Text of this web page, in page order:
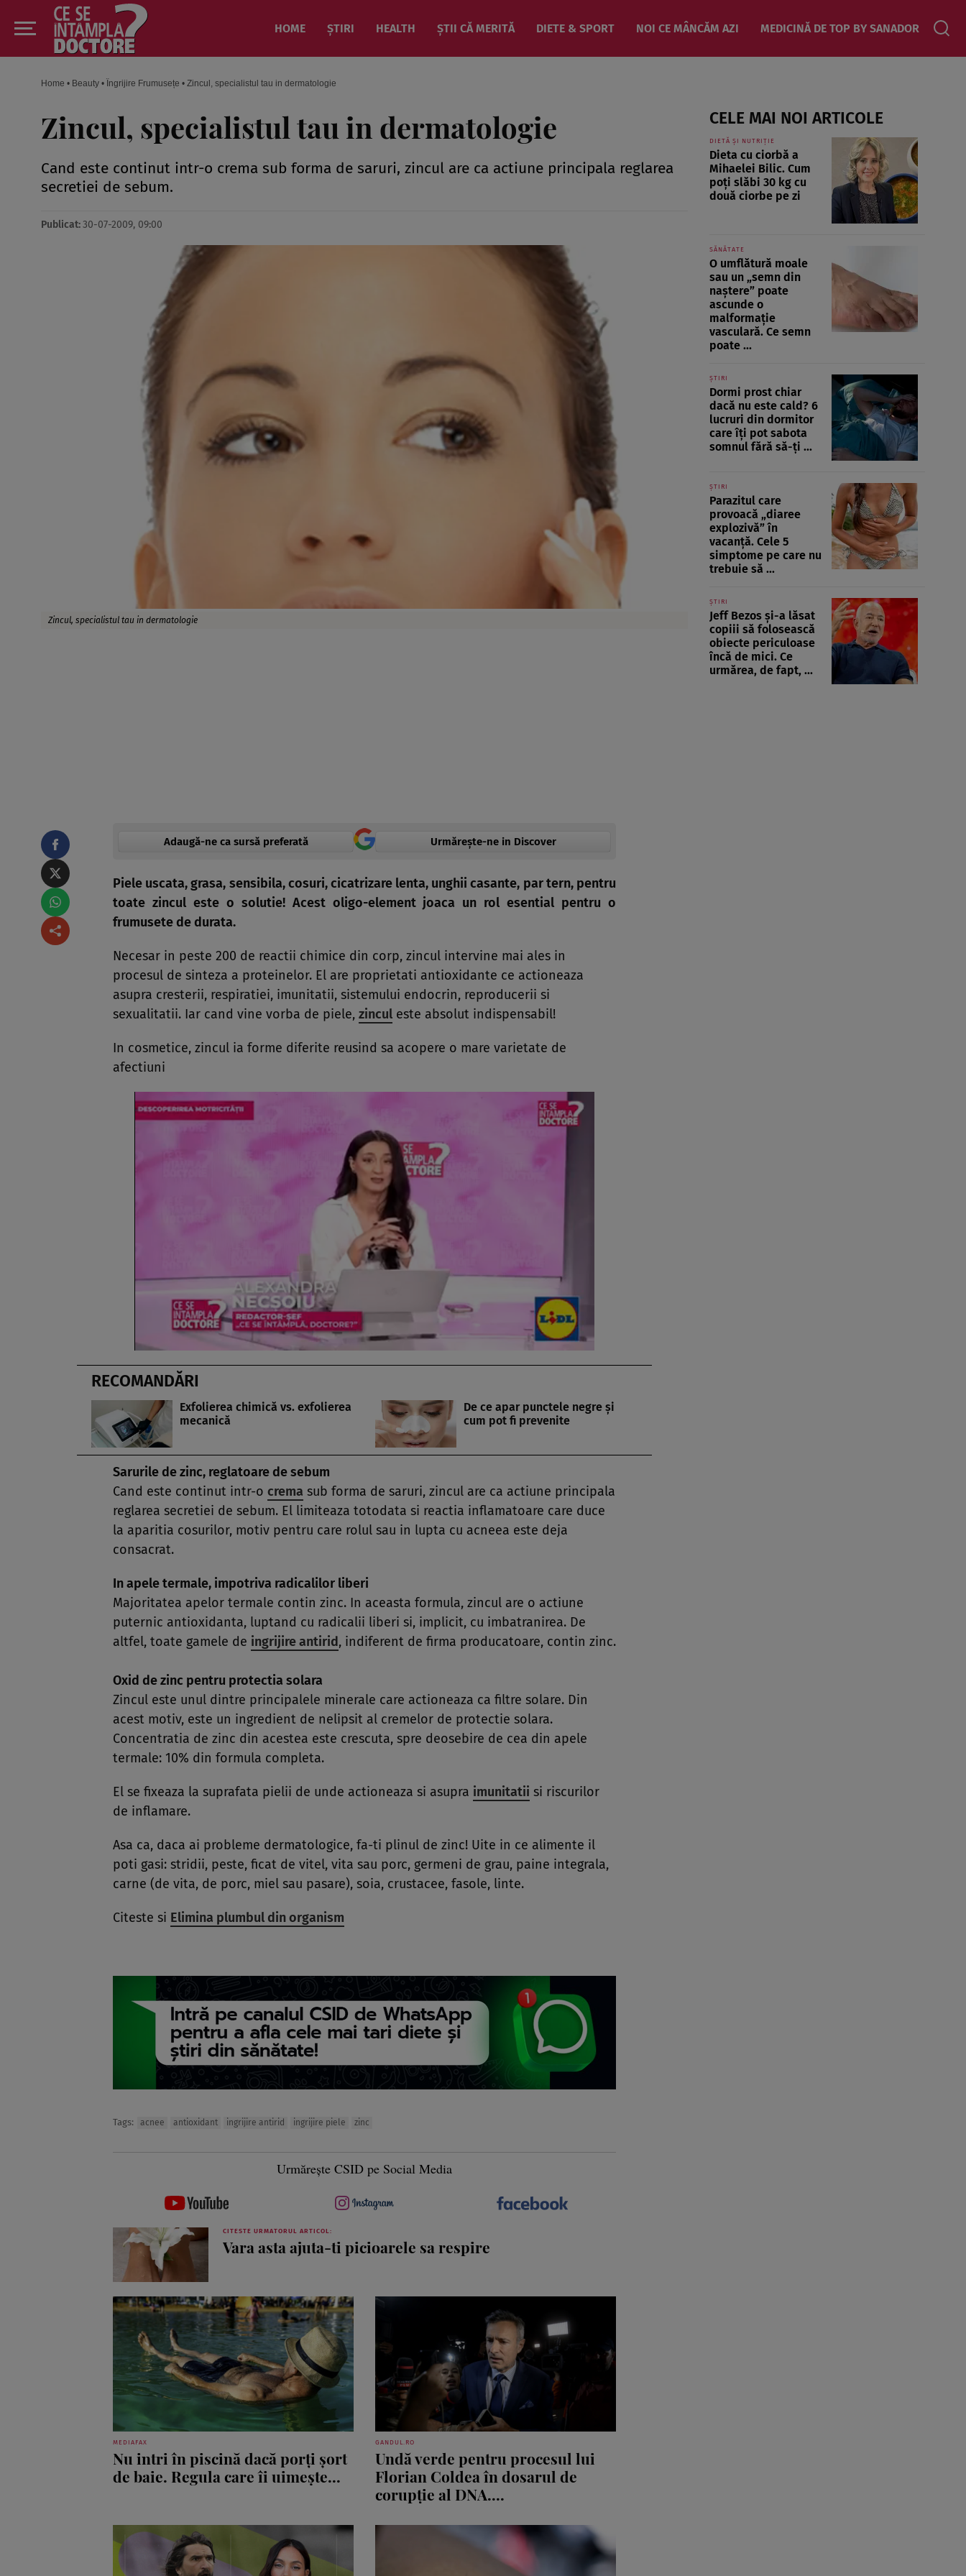
HOME ȘTIRI HEALTH ȘTII CĂ MERITĂ DIETE & SPORT NOI CE MÂNCĂM AZI MEDICINĂ DE TOP BY SANADOR
Home • Beauty • Îngrijire Frumusețe • Zincul, specialistul tau in dermatologie
Zincul, specialistul tau in dermatologie
Cand este continut intr-o crema sub forma de saruri, zincul are ca actiune principala reglarea
secretiei de sebum.
Publicat:30-07-2009, 09:00
Zincul, specialistul tau in dermatologie
Adaugă-ne ca sursă preferată Urmărește-ne in Discover
Piele uscata, grasa, sensibila, cosuri, cicatrizare lenta, unghii casante, par tern, pentru
toate zincul este o solutie! Acest oligo-element joaca un rol esential pentru o
frumusete de durata.
Necesar in peste 200 de reactii chimice din corp, zincul intervine mai ales in
procesul de sinteza a proteinelor. El are proprietati antioxidante ce actioneaza
asupra cresterii, respiratiei, imunitatii, sistemului endocrin, reproducerii si
sexualitatii. Iar cand vine vorba de piele, zincul este absolut indispensabil!
In cosmetice, zincul ia forme diferite reusind sa acopere o mare varietate de
afectiuni
RECOMANDĂRI
Exfolierea chimică vs. exfolierea
mecanică
De ce apar punctele negre și
cum pot fi prevenite
Sarurile de zinc, reglatoare de sebum
Cand este continut intr-o crema sub forma de saruri, zincul are ca actiune principala
reglarea secretiei de sebum. El limiteaza totodata si reactia inflamatoare care duce
la aparitia cosurilor, motiv pentru care rolul sau in lupta cu acneea este deja
consacrat.
In apele termale, impotriva radicalilor liberi
Majoritatea apelor termale contin zinc. In aceasta formula, zincul are o actiune
puternic antioxidanta, luptand cu radicalii liberi si, implicit, cu imbatranirea. De
altfel, toate gamele de ingrijire antirid, indiferent de firma producatoare, contin zinc.
Oxid de zinc pentru protectia solara
Zincul este unul dintre principalele minerale care actioneaza ca filtre solare. Din
acest motiv, este un ingredient de nelipsit al cremelor de protectie solara.
Concentratia de zinc din acestea este crescuta, spre deosebire de cea din apele
termale: 10% din formula completa.
El se fixeaza la suprafata pielii de unde actioneaza si asupra imunitatii si riscurilor
de inflamare.
Asa ca, daca ai probleme dermatologice, fa-ti plinul de zinc! Uite in ce alimente il
poti gasi: stridii, peste, ficat de vitel, vita sau porc, germeni de grau, paine integrala,
carne (de vita, de porc, miel sau pasare), soia, crustacee, fasole, linte.
Citeste si Elimina plumbul din organism
Tags: acnee antioxidant ingrijire antirid ingrijire piele zinc
Urmărește CSID pe Social Media
CITESTE URMATORUL ARTICOL:
Vara asta ajuta-ti picioarele sa respire
MEDIAFAX
Nu intri în piscină dacă porți șort
de baie. Regula care îi uimește...
GANDUL.RO
Undă verde pentru procesul lui
Florian Coldea în dosarul de
corupție al DNA....
CELE MAI NOI ARTICOLE
DIETĂ ȘI NUTRIȚIE
Dieta cu ciorbă a
Mihaelei Bilic. Cum
poți slăbi 30 kg cu
două ciorbe pe zi
SĂNĂTATE
O umflătură moale
sau un „semn din
naștere” poate
ascunde o
malformație
vasculară. Ce semn
poate ...
ȘTIRI
Dormi prost chiar
dacă nu este cald? 6
lucruri din dormitor
care îți pot sabota
somnul fără să-ți ...
ȘTIRI
Parazitul care
provoacă „diaree
explozivă” în
vacanță. Cele 5
simptome pe care nu
trebuie să ...
ȘTIRI
Jeff Bezos și-a lăsat
copiii să folosească
obiecte periculoase
încă de mici. Ce
urmărea, de fapt, ...